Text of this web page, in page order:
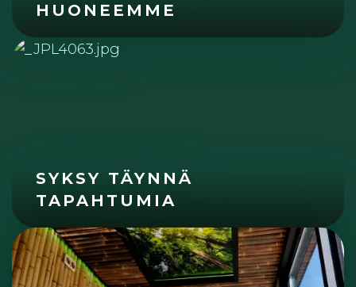
HUONEEMME
SYKSY TÄYNNÄ
TAPAHTUMIA